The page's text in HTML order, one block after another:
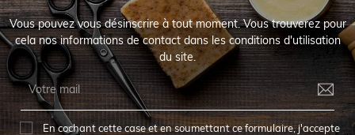
Vous pouvez vous désinscrire à tout moment. Vous trouverez pour
cela nos informations de contact dans les conditions d'utilisation
du site.
En cochant cette case et en soumettant ce formulaire, j'accepte